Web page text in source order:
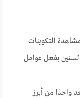
التكوينات
بفعل عوامل
واحدًا من أبرز